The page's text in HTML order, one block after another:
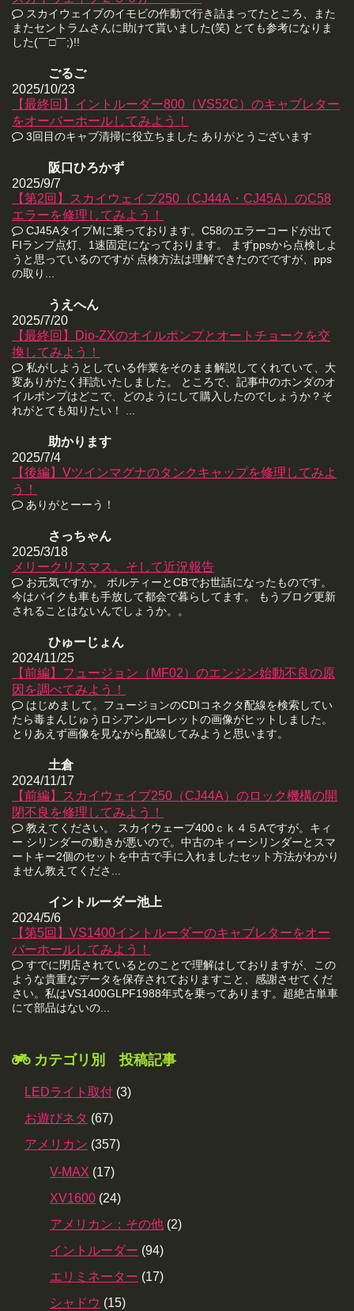
スカイウェイブのイモビの作動で行き詰まってたところ、また
またセントラムさんに助けて貰いました(笑) とても参考になりま
した(￣□￣;)!!
ごるご
2025/10/23
【最終回】イントルーダー800（VS52C）のキャブレター
をオーバーホールしてみよう！
3回目のキャブ清掃に役立ちました ありがとうございます
阪口ひろかず
2025/9/7
【第2回】スカイウェイブ250（CJ44A・CJ45A）のC58
エラーを修理してみよう！
CJ45AタイプMに乗っております。C58のエラーコードが出て
FIランプ点灯、1速固定になっております。 まずppsから点検しよ
うと思っているのですが 点検方法は理解できたのでですが、pps
の取り...
うえへん
2025/7/20
【最終回】Dio-ZXのオイルポンプとオートチョークを交
換してみよう！
私がしようとしている作業をそのまま解説してくれていて、大
変ありがたく拝読いたしました。 ところで、記事中のホンダのオ
イルポンプはどこで、どのようにして購入したのでしょうか？そ
れがとても知りたい！ ...
助かります
2025/7/4
【後編】Vツインマグナのタンクキャップを修理してみよ
う！
ありがとーーう！
さっちゃん
2025/3/18
メリークリスマス。そして近況報告
お元気ですか。 ボルティーとCBでお世話になったものです。
今はバイクも車も手放して都会で暮らしてます。 もうブログ更新
されることはないんでしょうか。。
ひゅーじょん
2024/11/25
【前編】フュージョン（MF02）のエンジン始動不良の原
因を調べてみよう！
はじめまして。フュージョンのCDIコネクタ配線を検索してい
たら毒まんじゅうロシアンルーレットの画像がヒットしました。
とりあえず画像を見ながら配線してみようと思います。
土倉
2024/11/17
【前編】スカイウェイブ250（CJ44A）のロック機構の開
閉不良を修理してみよう！
教えてください。 スカイウェーブ400ｃｋ４５Aですが。キィ
ー シリンダーの動きが悪いので。中古のキィーシリンダーとスマ
ートキー2個のセットを中古で手に入れましたセット方法がわかり
ません教えてくださ...
イントルーダー池上
2024/5/6
【第5回】VS1400イントルーダーのキャブレターをオー
バーホールしてみよう！
すでに閉店されているとのことで理解はしておりますが、この
ような貴重なデータを保存されておりますこと、感謝させてくだ
さい。私はVS1400GLPF1988年式を乗ってあります。超絶古単車
にて部品はないの...
カテゴリ別 投稿記事
LEDライト取付 (3)
お遊びネタ (67)
アメリカン (357)
V-MAX (17)
XV1600 (24)
アメリカン：その他 (2)
イントルーダー (94)
エリミネーター (17)
シャドウ (15)